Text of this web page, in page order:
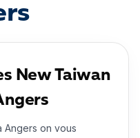
New Taiwan
Angers on vous